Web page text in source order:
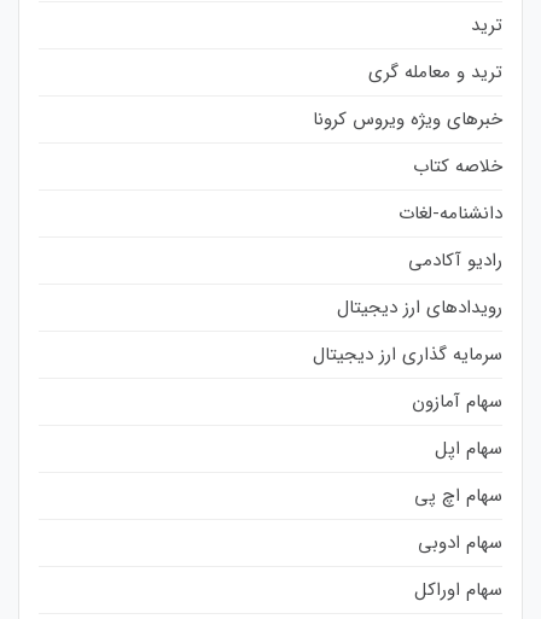
ترید
ترید و معامله گری
خبرهای ویژه ویروس کرونا
خلاصه کتاب
دانشنامه-لغات
رادیو آکادمی
رویدادهای ارز دیجیتال
سرمایه گذاری ارز دیجیتال
سهام آمازون
سهام اپل
سهام اچ پی
سهام ادوبی
سهام اوراکل